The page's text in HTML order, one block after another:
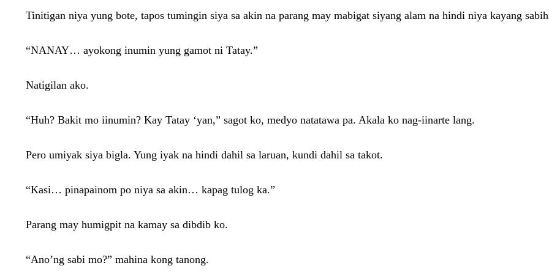
Tinitigan niya yung bote, tapos tumingin siya sa akin na parang may mabigat siyang alam na hindi niya kayang
“NANAY… ayokong inumin yung gamot ni Tatay.”
Natigilan ako.
“Huh? Bakit mo iinumin? Kay Tatay ‘yan,” sagot ko, medyo natatawa pa. Akala ko nag-iinarte lang.
Pero umiyak siya bigla. Yung iyak na hindi dahil sa laruan, kundi dahil sa takot.
“Kasi… pinapainom po niya sa akin… kapag tulog ka.”
Parang may humigpit na kamay sa dibdib ko.
“Ano’ng sabi mo?” mahina kong tanong.